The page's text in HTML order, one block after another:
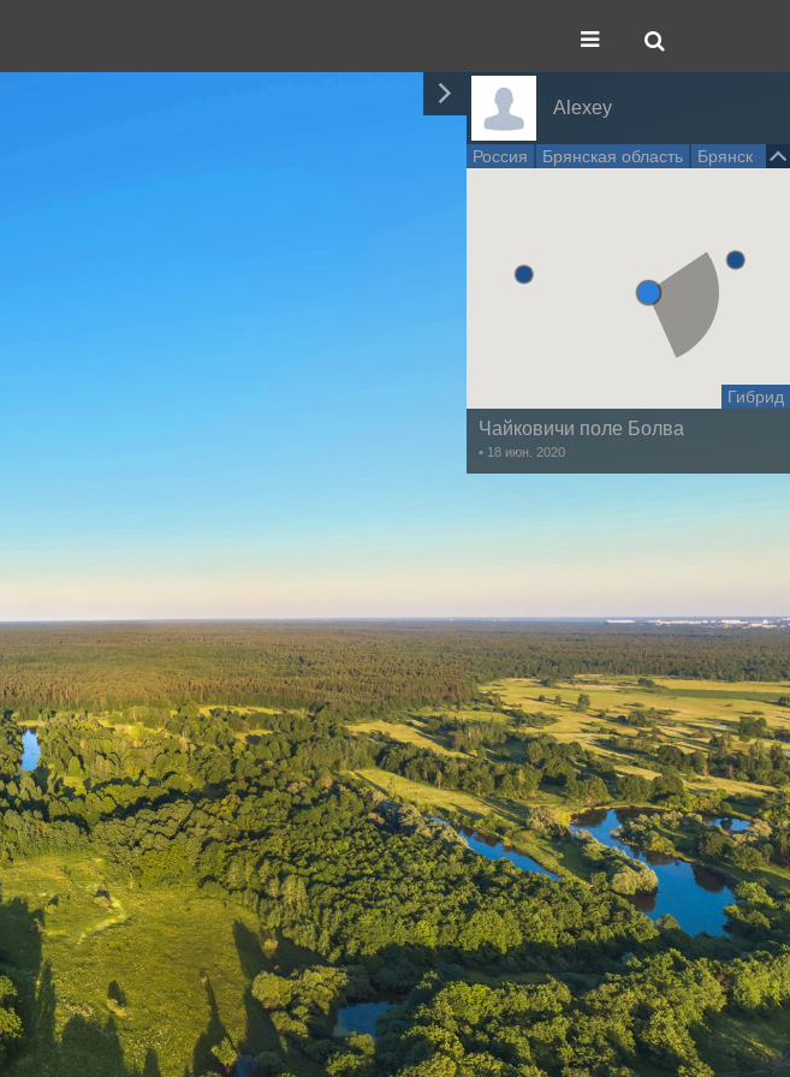
Alexey
Россия Брянская область Брянск
Гибрид
Чайковичи поле Болва
• 18 июн. 2020